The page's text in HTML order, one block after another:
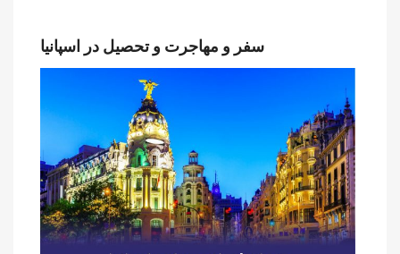
سفر و مهاجرت و تحصیل در اسپانیا